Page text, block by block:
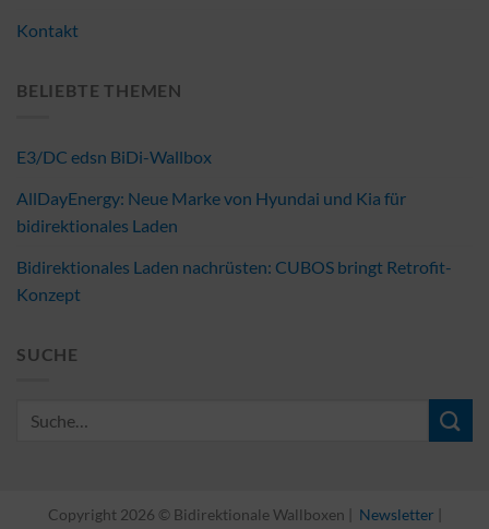
Kontakt
BELIEBTE THEMEN
E3/DC edsn BiDi-Wallbox
AllDayEnergy: Neue Marke von Hyundai und Kia für
bidirektionales Laden
Bidirektionales Laden nachrüsten: CUBOS bringt Retrofit-
Konzept
SUCHE
Copyright 2026 © Bidirektionale Wallboxen | Newsletter